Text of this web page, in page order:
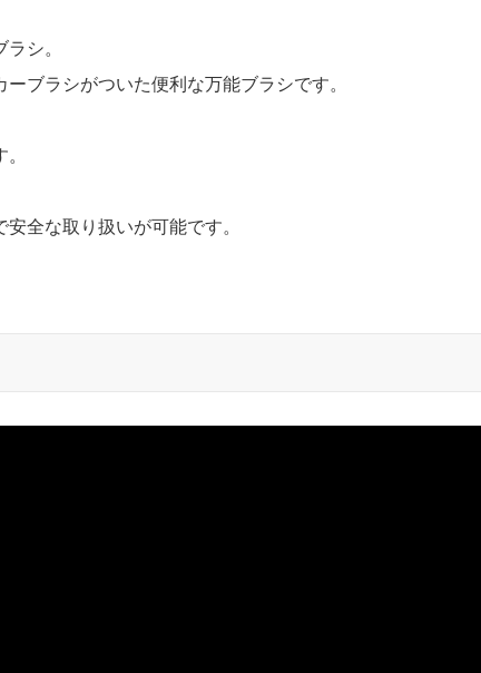
シ。
ブラシがついた便利な万能ブラシです。
全な取り扱いが可能です。